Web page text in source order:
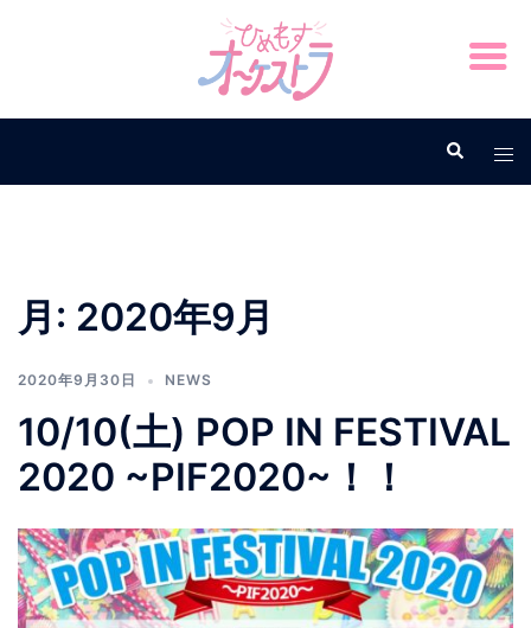
月: 2020年9月
2020年9月30日 NEWS
10/10(土) POP IN FESTIVAL
2020 ~PIF2020~！！